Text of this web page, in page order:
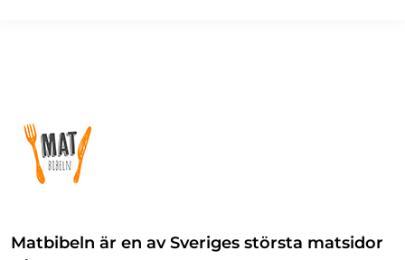
Matbibeln är en av Sveriges största matsidor